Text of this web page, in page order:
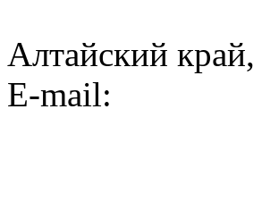
Алтайский край,
E-mail: